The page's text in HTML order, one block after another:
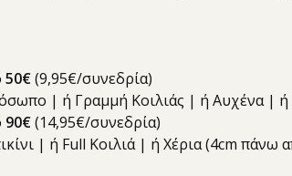
50€(9,95€/συνεδρία)
| ή Γραμμή Κοιλιάς | ή Αυχένα |
90€(14,95€/συνεδρία)
| ή Full Κοιλιά | ή Χέρια (4cm